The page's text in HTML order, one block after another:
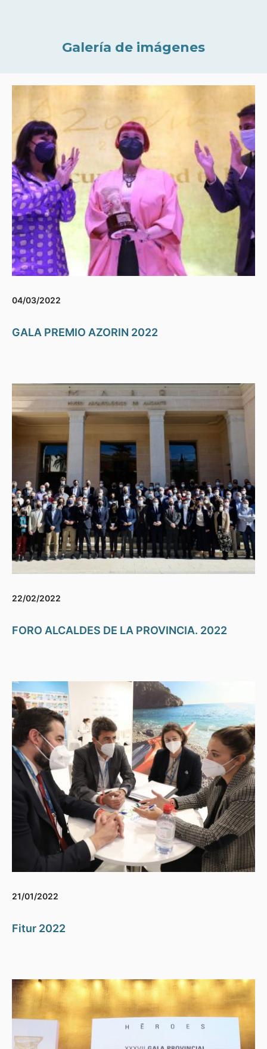
Galería de imágenes
04/03/2022
GALA PREMIO AZORIN 2022
22/02/2022
FORO ALCALDES DE LA PROVINCIA. 2022
21/01/2022
Fitur 2022